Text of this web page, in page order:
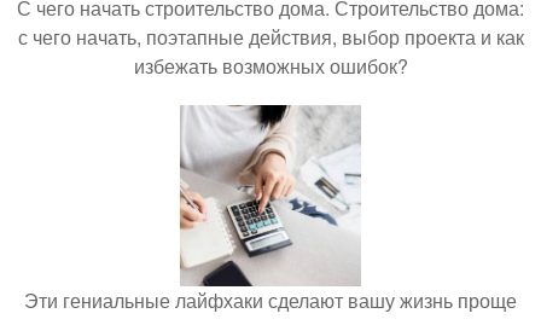
С чего начать строительство дома. Строительство дома:
с чего начать, поэтапные действия, выбор проекта и как
избежать возможных ошибок?
Эти гениальные лайфхаки сделают вашу жизнь проще